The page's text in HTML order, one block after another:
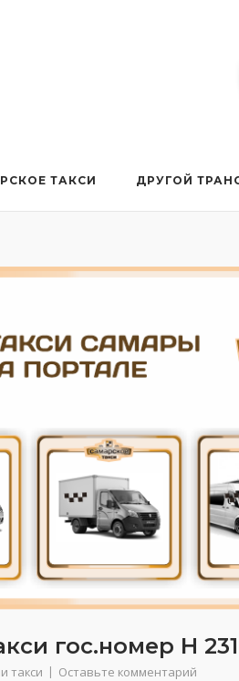
ТАКСИ ДРУГОЙ
гос.номер Н
такси Оставьте комментарий